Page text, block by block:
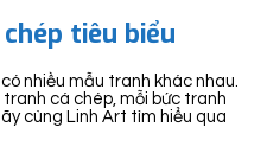
tiêu biểu
nhiều mẫu tranh khác nhau.
cá chép, mỗi bức tranh
cùng Linh Art tìm hiểu qua